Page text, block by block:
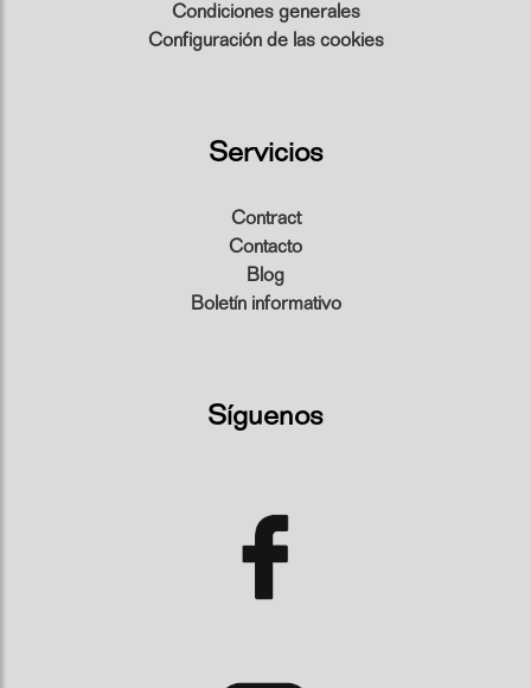
Condiciones generales
Configuración de las cookies
Servicios
Contract
Contacto
Blog
Boletín informativo
Síguenos